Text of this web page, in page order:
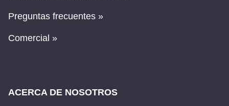
Preguntas frecuentes »
Comercial »
ACERCA DE NOSOTROS